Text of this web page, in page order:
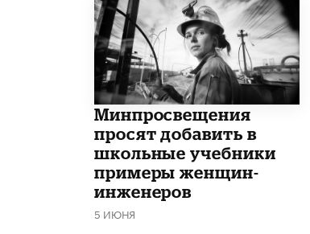
Минпросвещения
просят добавить в
школьные учебники
примеры женщин-
инженеров
5 ИЮНЯ